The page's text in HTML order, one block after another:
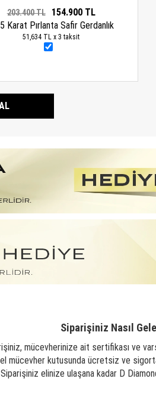
203.400 TL
154.900 TL
Karat Pırlanta Safir Gerdanlık
51,634 TL x 3 taksit
Siparişiniz Nasıl
mücevherinize ait sertifikası ve
mücevher kutusunda ücretsiz ve
Siparişiniz elinize ulaşana kadar D